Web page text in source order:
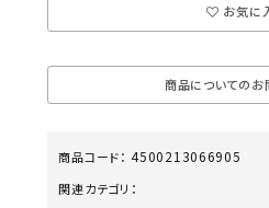
お気に
商品についてのお
商品コード： 4500213066905
関連カテゴリ：